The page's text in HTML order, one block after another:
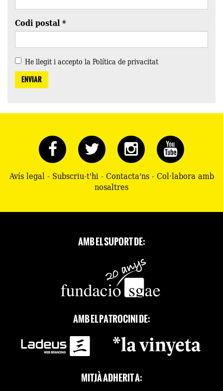
Codi postal*
He llegit i accepto laPolítica de privacitat
ENVIAR
Avís legal- Subscriu-t'hi-Contacta'ns-Col·labora amb
nosaltres
AMB EL SUPORT DE:
AMB EL PATROCINI DE:
MITJÀ ADHERIT A: